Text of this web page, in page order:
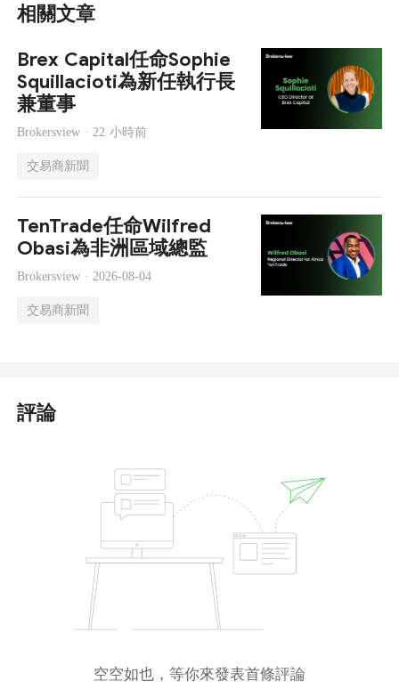
相關文章
Brex Capital任命Sophie
Squillacioti為新任執行長
兼董事
Brokersview · 22 小時前
交易商新聞
TenTrade任命Wilfred
Obasi為非洲區域總監
Brokersview · 2026-08-04
交易商新聞
評論
空空如也，等你來發表首條評論